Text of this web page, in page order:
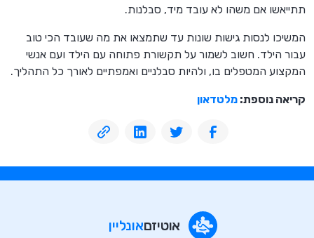
תתייאשו אם משהו לא עובד מיד, סבלנות.
המשיכו לנסות גישות שונות עד שתמצאו את מה שעובד הכי טוב
עבור הילד. חשוב לשמור על תקשורת פתוחה עם הילד ועם אנשי
המקצוע המטפלים בו, ולהיות סבלניים ואמפתיים לאורך כל התהליך.
קריאה נוספת: מלטדאון
אוטיזםאונליין